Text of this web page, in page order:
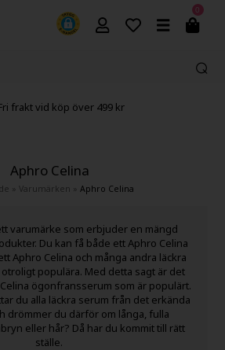
0
frakt vid köp över 499 kr
Aphro Celina
Varumärken Aphro Celina
varumärke som erbjuder en mängd
Du kan få både ett Aphro Celina
Aphro Celina och många andra läckra
populära. Med detta sagt är det
ögonfransserum som är populärt.
du alla läckra serum från det erkända
drömmer du därför om långa, fulla
eller hår? Då har du kommit till rätt
ställe.